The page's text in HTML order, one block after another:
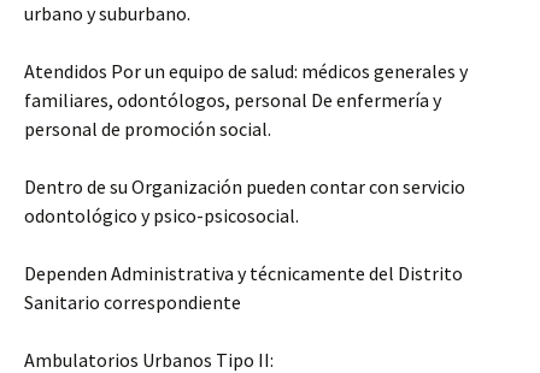
urbano y suburbano.
Atendidos Por un equipo de salud: médicos generales y
familiares, odontólogos, personal De enfermería y
personal de promoción social.
Dentro de su Organización pueden contar con servicio
odontológico y psico-psicosocial.
Dependen Administrativa y técnicamente del Distrito
Sanitario correspondiente
Ambulatorios Urbanos Tipo II: